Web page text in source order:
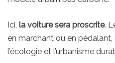
Ici, la voiture sera proscrite.
en marchant ou en pédalant,
l’écologie et l’urbanisme